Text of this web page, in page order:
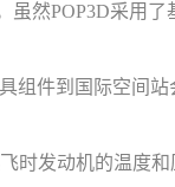
然POP3D采用
组件到国际空间
时发动机的温度和